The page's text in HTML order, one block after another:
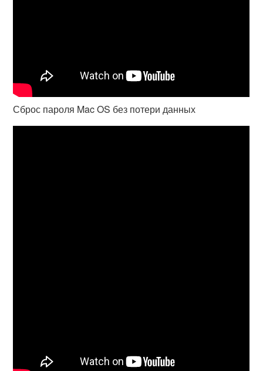
Сброс пароля Mac OS без потери данных